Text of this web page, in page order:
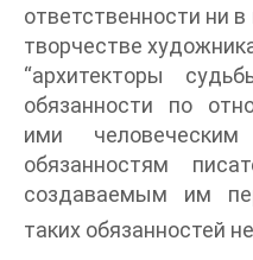
ответственности ни
творчестве
“архитекторы
обязанности по
ими
обязанностям
создаваемым им
таких обязанностей